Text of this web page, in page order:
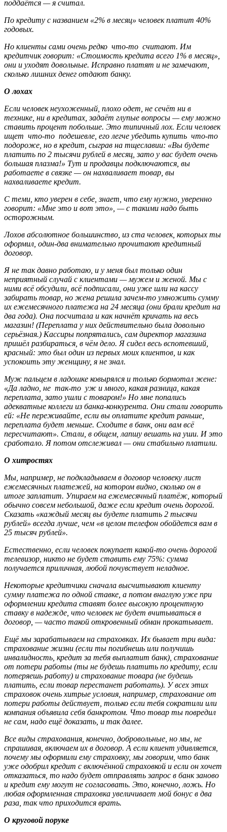
поддаётся — я считал.
По кредиту с названием «2% в месяц» человек платит 40%
годовых.
Но клиенты сами очень редко что-то считают. Им
кредитчик говорит: «Стоимость кредита всего 1% в месяц»,
они и уходят довольные. Исправно платят и не замечают,
сколько лишних денег отдают банку.
О лохах
Если человек неухоженный, плохо одет, не сечёт ни в
технике, ни в кредитах, задаёт глупые вопросы — ему можно
ставить процент побольше. Это типичный лох. Если человек
ищет что-то подешевле, его легче убедить купить что-то
подороже, но в кредит, сыграв на тщеславии: «Вы будете
платить по 2 тысячи рублей в месяц, зато у вас будет очень
большая плазма!» Тут и продавцы подключаются, вы
работаете в связке — он нахваливает товар, вы
нахваливаете кредит.
С теми, кто уверен в себе, знает, что ему нужно, уверенно
говорит: «Мне это и вот это», — с такими надо быть
осторожным.
Лохов абсолютное большинство, из ста человек, которых ты
оформил, один-два внимательно прочитают кредитный
договор.
Я не так давно работаю, и у меня был только один
неприятный случай с клиентами — мужем и женой. Мы с
ними всё обсудили, всё подписали, они уже шли на кассу
забирать товар, но жена решила зачем-то умножить сумму
их ежемесячного платежа на 24 месяца (они брали кредит на
два года). Она посчитала и как начнёт кричать на весь
магазин! (Переплата у них действительно была довольно
серьёзная.) Кассиры попрятались, сам директор магазина
пришёл разбираться, в чём дело. Я сидел весь вспотевший,
красный: это был один из первых моих клиентов, и как
успокоить эту женщину, я не знал.
Муж пальцем в ладошке ковырялся и только бормотал жене:
«Да ладно, не так-то уж и много, какая разница, какая
переплата, зато ушли с товаром!» Но мне попались
адекватные коллеги из банка-конкурента. Они стали говорить
ей: «Не переживайте, если вы оплатите кредит раньше,
переплата будет меньше. Сходите в банк, они вам всё
пересчитают». Стали, в общем, лапшу вешать на уши. И это
сработало. Я потом отслеживал — они стабильно платили.
О хитростях
Мы, например, не подкладываем в договор человеку лист
ежемесячных платежей, на котором видно, сколько он в
итоге заплатит. Упираем на ежемесячный платёж, который
обычно совсем небольшой, даже если кредит очень дорогой.
Сказать «каждый месяц вы будете платить 2 тысячи
рублей» всегда лучше, чем «в целом телефон обойдется вам в
25 тысяч рублей».
Естественно, если человек покупает какой-то очень дорогой
телевизор, никто не будет ставить ему 75%: сумма
получается приличная, любой почувствует неладное.
Некоторые кредитчики сначала высчитывают клиенту
сумму платежа по одной ставке, а потом внаглую уже при
оформлении кредита ставят более высокую процентную
ставку в надежде, что человек не будет вчитываться в
договор, — часто такой откровенный обман прокатывает.
Ещё мы зарабатываем на страховках. Их бывает три вида:
страхование жизни (если ты погибнешь или получишь
инвалидность, кредит за тебя выплатит банк), страхование
от потери работы (ты не будешь платить по кредиту, если
потеряешь работу) и страхование товара (не будешь
платить, если товар перестанет работать). У всех этих
страховок очень хитрые условия, например, страхование от
потери работы действует, только если тебя сократили или
компания объявила себя банкротом. Что товар ты повредил
не сам, надо ещё доказать, и так далее.
Все виды страхования, конечно, добровольные, но мы, не
спрашивая, включаем их в договор. А если клиент удивляется,
почему мы оформили ему страховку, мы говорим, что банк
уже одобрил кредит с включённой страховкой и если он хочет
отказаться, то надо будет отправлять запрос в банк заново
и кредит ему могут не согласовать. Это, конечно, ложь. Но
любая оформленная страховка увеличивает мой бонус в два
раза, так что приходится врать.
О круговой поруке